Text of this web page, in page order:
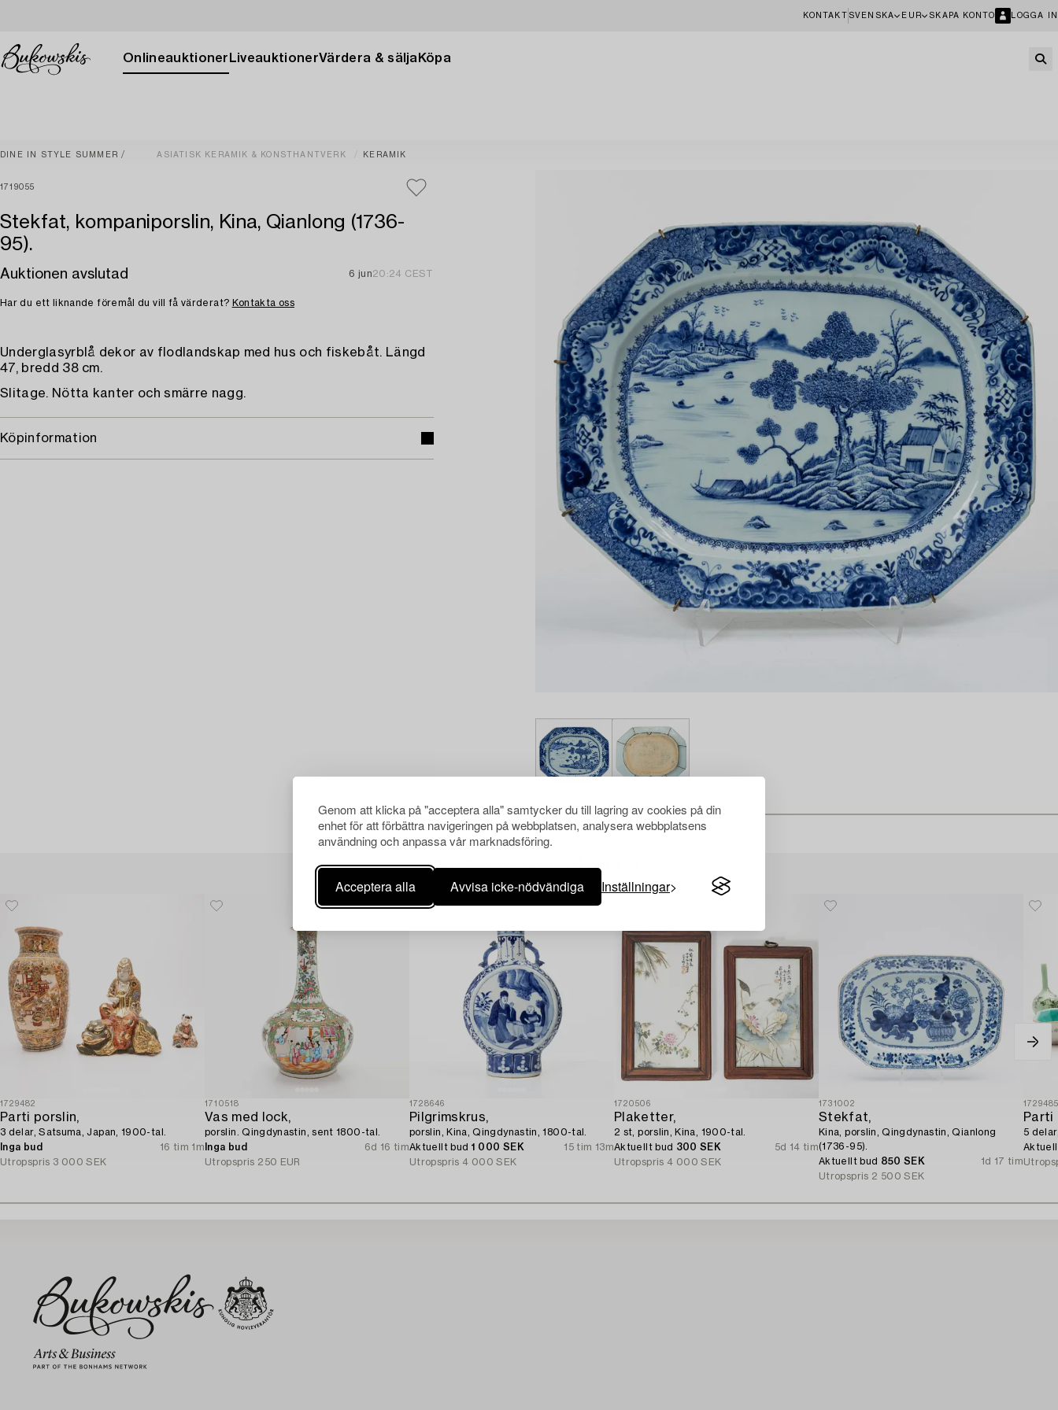
Genom att klicka på "acceptera alla" samtycker du till lagring av cookies på din
enhet för att förbättra navigeringen på webbplatsen, analysera webbplatsens
användning och anpassa vår marknadsföring.
Acceptera alla Avvisa icke-nödvändiga Inställningar
KONTAKT SVENSKA EUR SKAPA KONTO LOGGA IN
Onlineauktioner LiveauktionerVärdera & sälja Köpa
DINE IN STYLE SUMMER ASIATISK KERAMIK & KONSTHANTVERK KERAMIK
1719055
Stekfat, kompaniporslin, Kina, Qianlong (1736-
95).
Auktionen avslutad 6 jun20:24 CEST
Har du ett liknande föremål du vill få värderat? Kontakta oss
Underglasyrblå dekor av flodlandskap med hus och fiskebåt. Längd
47, bredd 38 cm.
Slitage. Nötta kanter och smärre nagg.
Köpinformation
Andra har även tittat på
1729482
Parti porslin,
3 delar, Satsuma, Japan, 1900-tal.
Inga bud
16 tim 1m
Utropspris 3 000 SEK
1710518
Vas med lock,
porslin. Qingdynastin, sent 1800-tal.
Inga bud
6d 16 tim
Utropspris 250 EUR
1728646
Pilgrimskrus,
porslin, Kina, Qingdynastin, 1800-tal.
Aktuellt bud 1 000 SEK
15 tim 13m
Utropspris 4 000 SEK
1720506
Plaketter,
2 st, porslin, Kina, 1900-tal.
Aktuellt bud 300 SEK
5d 14 tim
Utropspris 4 000 SEK
1731002
Stekfat,
Kina, porslin, Qingdynastin, Qianlong
(1736-95).
Aktuellt bud 850 SEK
1d 17 tim
Utropspris 2 500 SEK
Parti
5